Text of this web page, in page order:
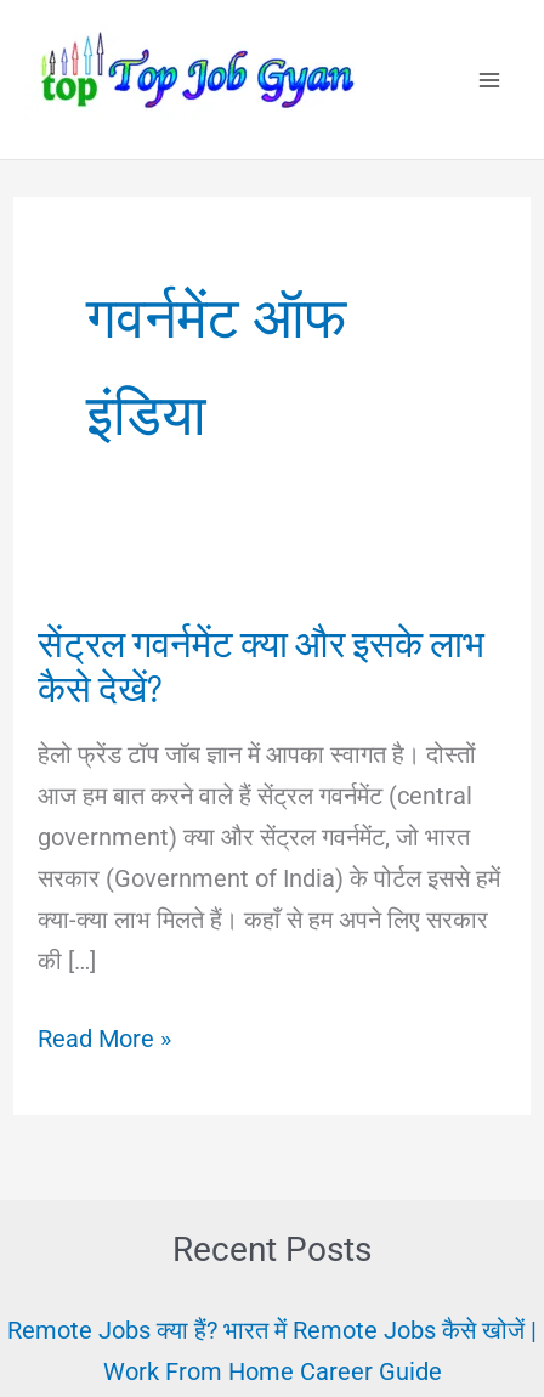
content
गवर्नमेंट ऑफ
इंडिया
सेंट्रल गवर्नमेंट क्या और इसके लाभ
कैसे देखें?
हेलो फ्रेंड टॉप जॉब ज्ञान में आपका स्वागत है। दोस्तों
आज हम बात करने वाले हैं सेंट्रल गवर्नमेंट (central
government) क्या और सेंट्रल गवर्नमेंट, जो भारत
सरकार (Government of India) के पोर्टल इससे हमें
क्या-क्या लाभ मिलते हैं। कहाँ से हम अपने लिए सरकार
की […]
सेंट्रल
देखें?
Read More »
Recent Posts
Remote Jobs क्या हैं? भारत में Remote Jobs कैसे खोजें |
Work From Home Career Guide